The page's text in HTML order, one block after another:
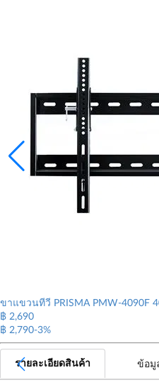
ขาแขวนทีวี PRISMA PMW-4090F
฿ 2,690
฿ 2,790-3%
รายละเอียดสินค้า ข้อมู